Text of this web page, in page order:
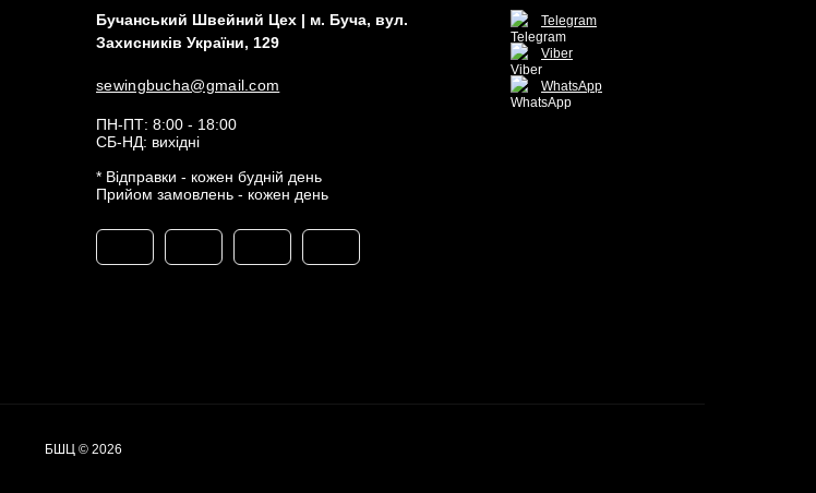
Бучанський Швейний Цех | м. Буча, вул.
Захисників України, 129
sewingbucha@gmail.com
ПН-ПТ: 8:00 - 18:00
СБ-НД: вихідні
* Відправки - кожен будній день
Прийом замовлень - кожен день
Telegram
Viber
WhatsApp
БШЦ © 2026